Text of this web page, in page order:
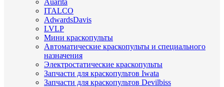
Auarita
ITALCO
AdwardsDavis
LVLP
Мини краскопульты
Автоматические краскопульты и специального
назначения
Электростатические краскопульты
Запчасти для краскопультов Iwata
Запчасти для краскопультов Devilbiss